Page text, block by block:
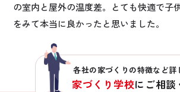
の室内と屋外の温度差。とても快適で子
をみて本当に良かったと思いました。
各社の家づくりの特徴など詳
家づくり学校にご相談